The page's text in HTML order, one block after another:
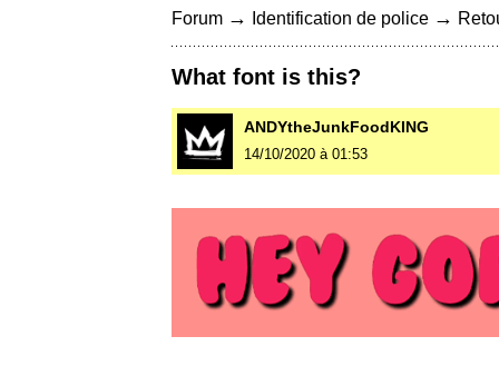
Forum → Identification de police →
What font is this?
ANDYtheJunkFoodKING
14/10/2020 à 01:53